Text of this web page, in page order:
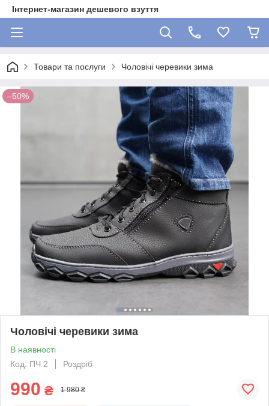
Інтернет-магазин дешевого взуття
Товари та послуги Чоловічі черевики зима
–50%
Чоловічі черевики зима
В наявності
Код: ПЧ 2
Роздріб
990 ₴ 1 980 ₴